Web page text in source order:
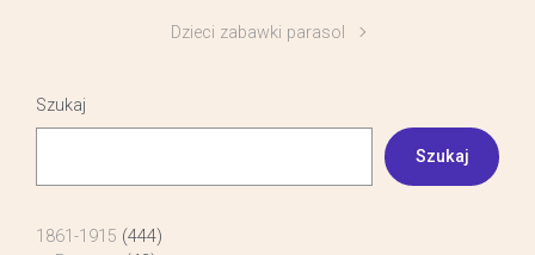
Dzieci zabawki parasol
Szukaj
Szukaj
1861-1915 (444)